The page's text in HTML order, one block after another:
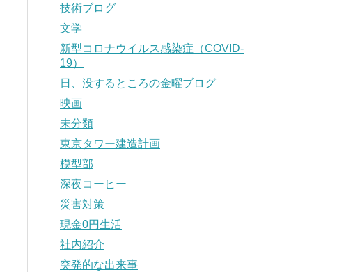
技術ブログ
文学
新型コロナウイルス感染症（COVID-
19）
日、没するところの金曜ブログ
映画
未分類
東京タワー建造計画
模型部
深夜コーヒー
災害対策
現金0円生活
社内紹介
突発的な出来事